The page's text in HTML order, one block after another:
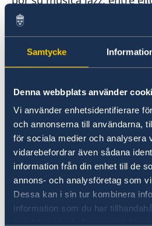
Samtycke
Denna webbplats använder
Vi använder enhetsidentifierare
och annonserna till användarna,
för sociala medier och analysera
vidarebefordrar även sådana
information från din enhet till de
annons- och analysföretag som
Dessa kan i sin tur kombinera
information som du har
premiados con un Grammy
album de jazz 2015. El trío
Suiza, Austria, Bélgica,
Irlanda. Su último album
nomindado para un Premio
19 Sept. El Plaza Jazz,
21 Sept. Milwaukee El
Cadiz